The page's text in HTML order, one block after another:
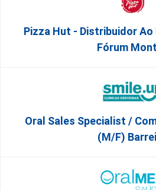
Pizza Hut - Distribuidor
Fórum
Oral Sales Specialist /
(M/F)